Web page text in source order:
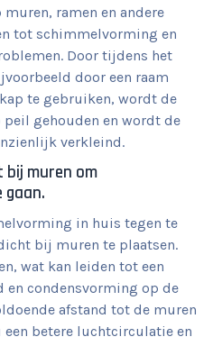
ramen en andere
tot schimmelvorming en
Door tijdens het
door een raam
te gebruiken, wordt de
gehouden en wordt de
verkleind.
muren om
gaan.
in huis tegen te
bij muren te plaatsen.
wat kan leiden tot een
condensvorming op de
afstand tot de muren
betere luchtcirculatie en